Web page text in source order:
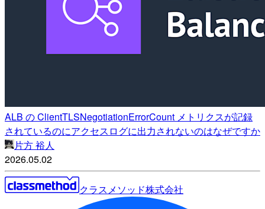
ALB の ClientTLSNegotiationErrorCount メトリクスが記録
されているのにアクセスログに出力されないのはなぜですか
片方 裕人
2026.05.02
クラスメソッド株式会社